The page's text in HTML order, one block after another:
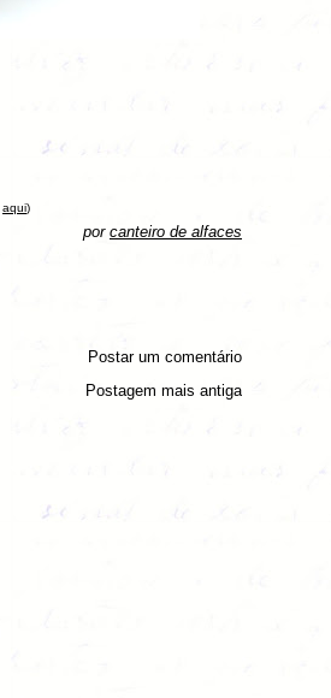
aqui)
por canteiro de alfaces
Postar um comentário
Postagem mais antiga